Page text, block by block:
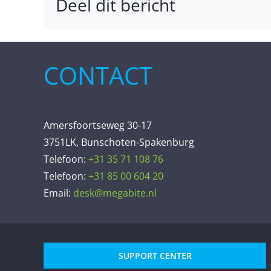
Deel dit bericht
CONTACT
Amersfoortseweg 30-17
3751LK, Bunschoten-Spakenburg
Telefoon: +31 35 71 108 76
Telefoon: +31 85 00 604 20
Email: desk@megabite.nl
SUPPORT CENTER